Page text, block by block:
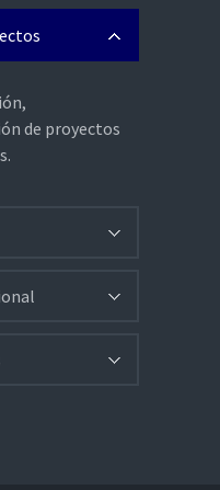
de proyectos